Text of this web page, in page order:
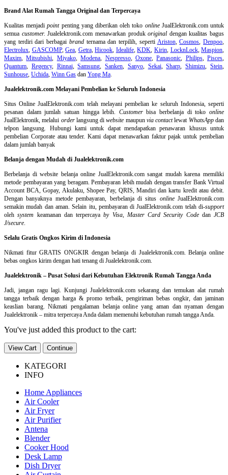
Brand Alat Rumah Tangga Original dan Terpercaya
Kualitas menjadipointpenting yang diberikan oleh toko onlineJualElektronik.com untuk
semua customer. Jualelektronik.com menawarkan produkoriginal dengan kualitas bagus
yang terdiri dari berbagai brandternama dan terpilih, seperti Ariston,Cosmos,Denpoo,
Electrolux, GASCOMP,Gea, Getra,Hicook, Idealife,KDK, Kirin, LocknLock,Maspion,
Maxim,Mitsubishi, Miyako,Modena, Nespresso, Oxone,Panasonic, Philips, Pisces,
Quantum, Regency, Rinnai,Samsung,Sanken, Sanyo, Sekai,Sharp,Shimizu,Stein,
Sunhouse, Uchida, Winn Gas dan Yong Ma.
Jualelektronik.com Melayani Pembelian ke Seluruh Indonesia
Situs Online JualElektronik.com telah melayani pembelian ke seluruh Indonesia, seperti
pesanan dalam jumlah satuan hingga lebih. Customerbisa berbelanja di tokoonline
JualElektronik, melalui orderlangsung diwebsite maupun via contactlewat WhatsAppdan
telpon langsung. Hubungi kami untuk dapat mendapatkan penawaran khusus untuk
pembelian Corporate atau tender. Kami dapat menawarkan faktur pajak untuk pembelian
dalam jumlah banyak
Belanja dengan Mudah di Jualelektronik.com
Berbelanja diwebsite belanja online JualElektronik.com sangat mudah karena memiliki
metode pembayaran yang beragam. Pembayaran lebih mudah dengan transfer Bank Virtual
Account BCA, Gopay, Akulaku, Shopee Pay, QRIS, Mandiri dan kartu kredit atau debit.
Dengan banyaknya metode pembayaran, berbelanja di situs onlineJualElektronik.com
semakin mudah dan aman. Selain itu, pembayaran di JualElektronik.com telah di-support
olehsystem keamanan dan terpercayaby Visa, Master Card Security Codedan JCB
J/secure.
Selalu Gratis Ongkos Kirim di Indonesia
Nikmati fitur GRATIS ONGKIR dengan belanja di Jualelektronik.com. Belanja online
bebas ongkos kirim dengan hati tenang di Jualelektronik.com.
Jualelektronik – Pusat Solusi dari Kebutuhan Elektronik Rumah Tangga Anda
Jadi, jangan ragu lagi. Kunjungi Jualelektronik.com sekarang dan temukan alat rumah
tangga terbaik dengan harga & promo terbaik, pengiriman bebas ongkir, dan jaminan
keaslian barang. Nikmati pengalaman belanja online yang aman dan nyaman dengan
Jualelektronik – mitra terpercaya Anda dalam memenuhi kebutuhan rumah tangga Anda.
You've just added this product to the cart:
View Cart Continue
KATEGORI
INFO
Home Appliances
Air Cooler
Air Fryer
Air Purifier
Antena
Blender
Cooker Hood
Desk Lamp
Dish Dryer